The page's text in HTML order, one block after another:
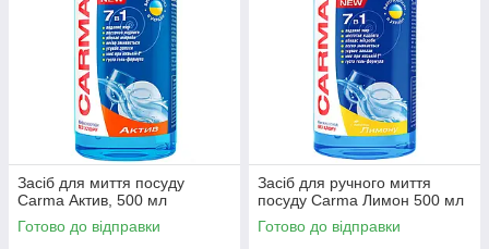
Засіб для миття посуду
Carma Актив, 500 мл
Готово до відправки
Засіб для ручного миття
посуду Carma Лимон 500 мл
Готово до відправки